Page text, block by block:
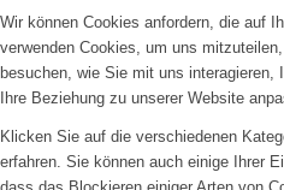
Wir können Cookies anfordern, die auf
verwenden Cookies, um uns
besuchen, wie Sie mit uns interagieren,
Ihre Beziehung zu unserer Website
Klicken Sie auf die verschiedenen
erfahren. Sie können auch einige Ihrer